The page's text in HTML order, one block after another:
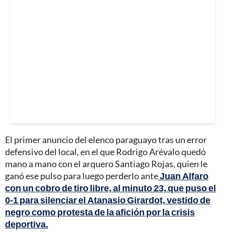
El primer anuncio del elenco paraguayo tras un error
defensivo del local, en el que Rodrigo Arévalo quedó
mano a mano con el arquero Santiago Rojas, quien le
ganó ese pulso para luego perderlo anteJuan Alfaro
con un cobro de tiro libre, al minuto 23, que puso el
0-1 para silenciar el Atanasio Girardot, vestido de
negro como protesta de la afición por la crisis
deportiva.